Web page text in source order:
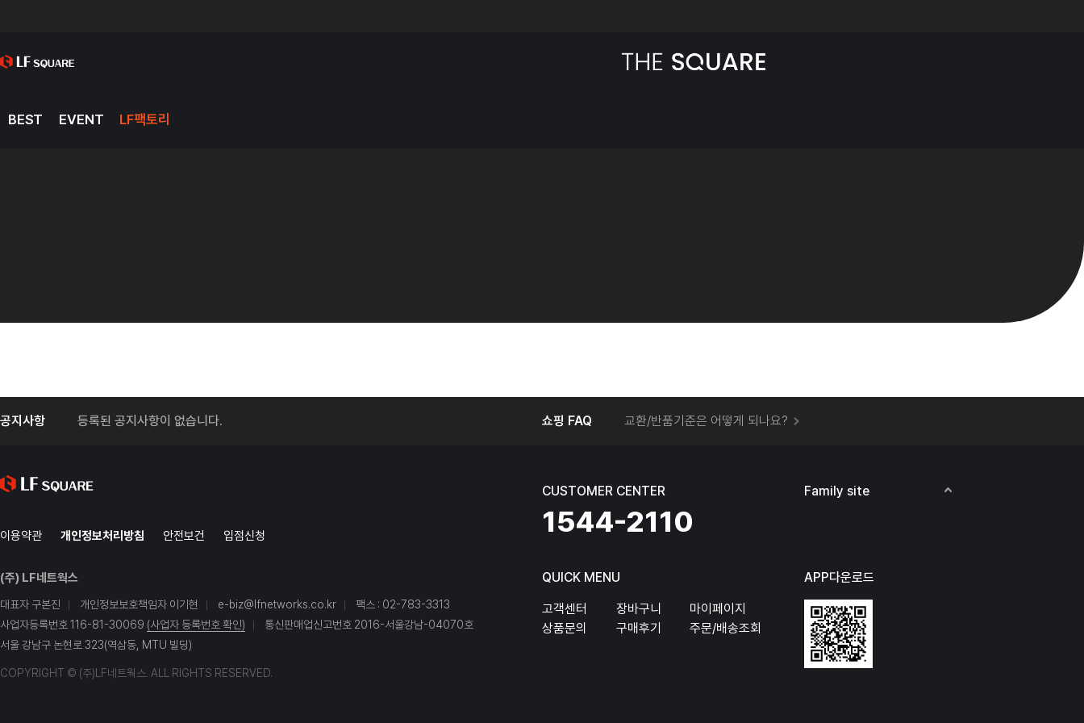
BEST EVENT LF팩토리
공지사항 등록된 공지사항이 없습니다. 쇼핑 FAQ
온라인에서 주문 후 오프라인 매장에서 상품을 수령할 수 있나요?
교환/반품기준은 어떻게 되나요?
온라인에서 구매한 상품 오프라인에서 반품이 가능한가요?
이용약관 개인정보처리방침 안전보건 입점신청
(주) LF네트웍스
대표자 구본진 개인정보보호책임자 이기현 e-biz@lfnetworks.co.kr
팩스 : 02-783-3313
사업자등록번호 116-81-30069 (사업자 등록번호 확인)
통신판매업신고번호 2016-서울강남-04070호
서울 강남구 논현로 323(역삼동, MTU 빌딩)
COPYRIGHT © (주)LF네트웍스. ALL RIGHTS RESERVED.
CUSTOMER CENTER
1544-2110
Family site
QUICK MENU
고객센터 장바구니
마이페이지
상품문의
구매후기 주문/배송조회
APP다운로드